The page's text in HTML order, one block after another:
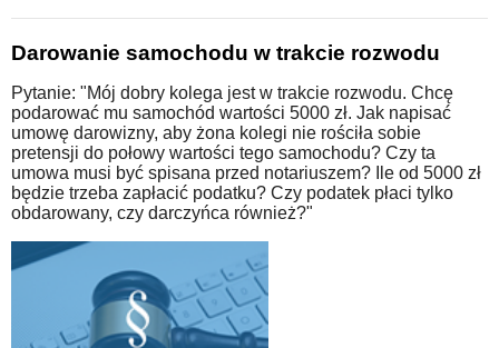
Darowanie samochodu w trakcie rozwodu
Pytanie: "Mój dobry kolega jest w trakcie rozwodu. Chcę
podarować mu samochód wartości 5000 zł. Jak napisać
umowę darowizny, aby żona kolegi nie rościła sobie
pretensji do połowy wartości tego samochodu? Czy ta
umowa musi być spisana przed notariuszem? Ile od 5000 zł
będzie trzeba zapłacić podatku? Czy podatek płaci tylko
obdarowany, czy darczyńca również?"